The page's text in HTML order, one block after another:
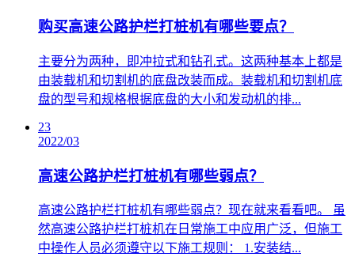
购买高速公路护栏打桩机有哪些要点？
​主要分为两种，即冲拉式和钻孔式。这两种基本上都是
由装载机和切割机的底盘改装而成。装载机和切割机底
盘的型号和规格根据底盘的大小和发动机的排...
23
2022/03
高速公路护栏打桩机有哪些弱点？
​高速公路护栏打桩机有哪些弱点？现在就来看看吧。 虽
然高速公路护栏打桩机在日常施工中应用广泛，但施工
中操作人员必须遵守以下施工规则： 1.安装结...